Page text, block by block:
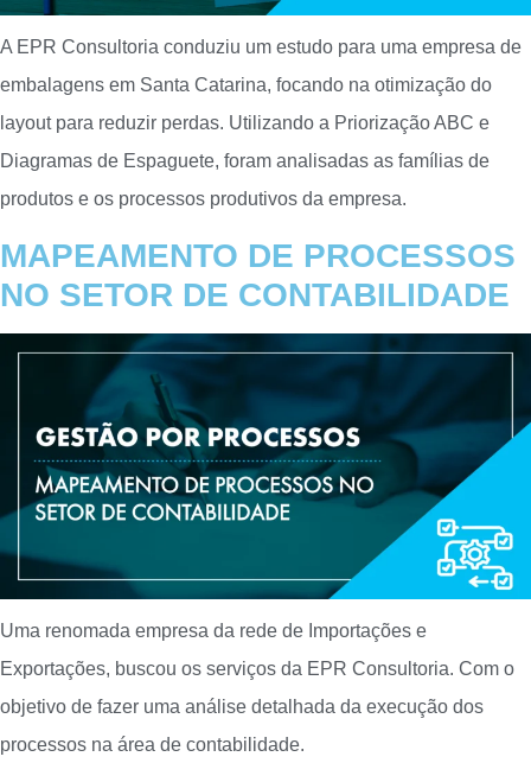
A EPR Consultoria conduziu um estudo para uma empresa de
embalagens em Santa Catarina, focando na otimização do
layout para reduzir perdas. Utilizando a Priorização ABC e
Diagramas de Espaguete, foram analisadas as famílias de
produtos e os processos produtivos da empresa.
MAPEAMENTO DE PROCESSOS
NO SETOR DE CONTABILIDADE
Uma renomada empresa da rede de Importações e
Exportações, buscou os serviços da EPR Consultoria. Com o
objetivo de fazer uma análise detalhada da execução dos
processos na área de contabilidade.